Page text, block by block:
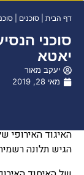
דף הבית סוכנים
סוכני
יאטא
יעקב מאור
מאי 28, 2019
הגיש תלונה